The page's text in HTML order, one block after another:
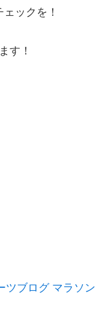
ックを！
す！